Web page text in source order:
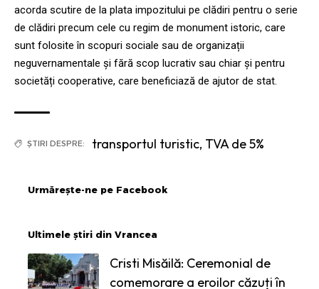
acorda scutire de la plata impozitului pe clădiri pentru o serie
de clădiri precum cele cu regim de monument istoric, care
sunt folosite în scopuri sociale sau de organizații
neguvernamentale și fără scop lucrativ sau chiar și pentru
societăți cooperative, care beneficiază de ajutor de stat.
ȘTIRI DESPRE: transportul turistic, TVA de 5%
Urmărește-ne pe Facebook
Ultimele știri din Vrancea
Cristi Misăilă: Ceremonial de
comemorare a eroilor căzuți în